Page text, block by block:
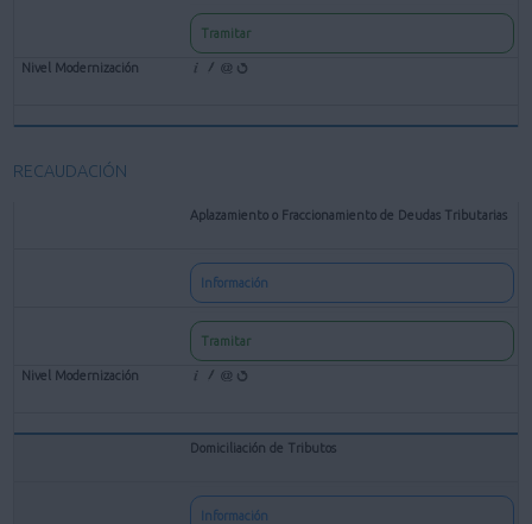
Tramitar
RECAUDACIÓN
Aplazamiento o Fraccionamiento de Deudas Tributarias
Información
Tramitar
Domiciliación de Tributos
Información